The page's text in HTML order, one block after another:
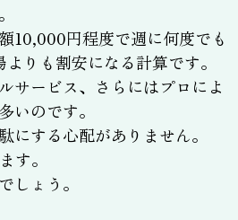
10,000円程度で週に何度でも
りも割安になる計算です。
サービス、さらにはプロによ
のです。
する心配がありません。
す。
しょう。